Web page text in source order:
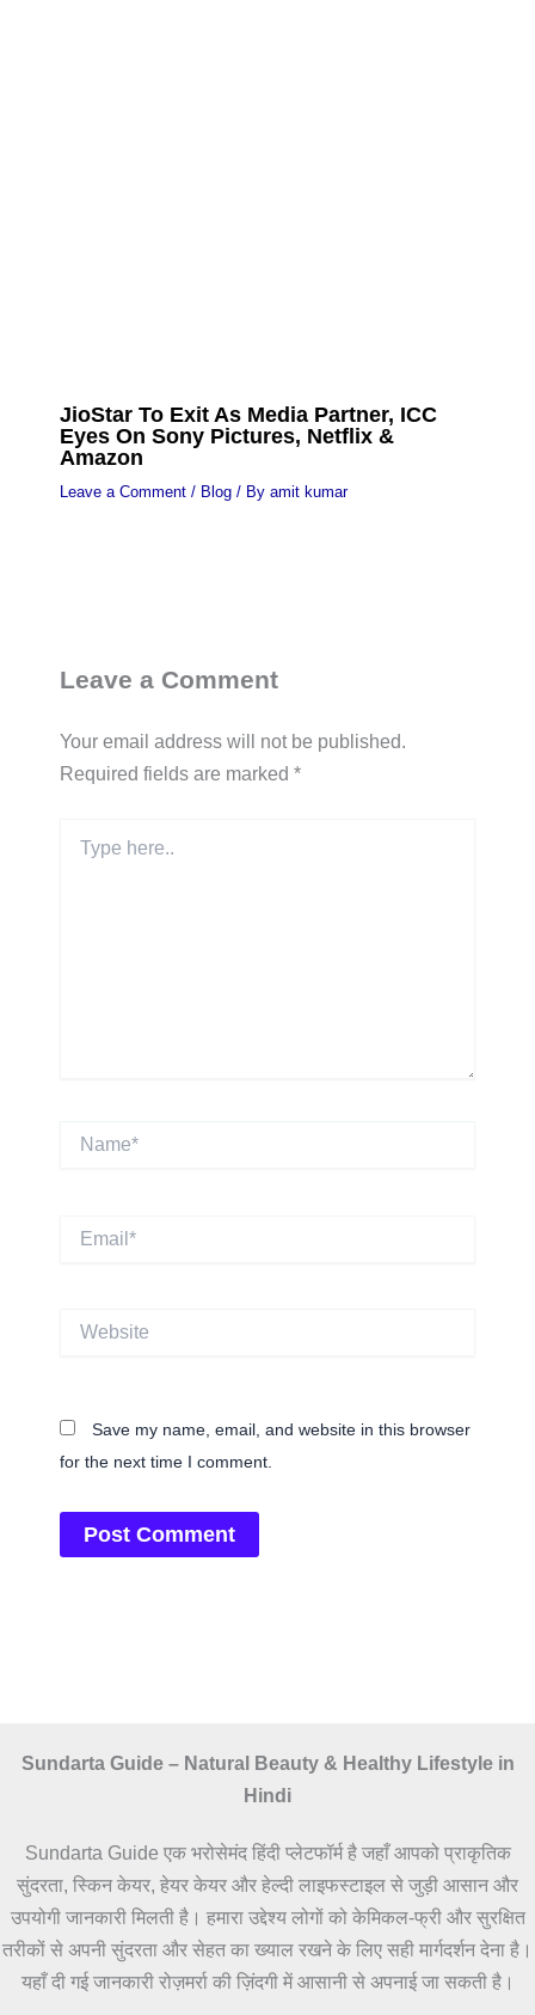
JioStar To Exit As Media Partner, ICC
Eyes On Sony Pictures, Netflix &
Amazon
Leave a Comment / Blog/ By amit kumar
Leave a Comment
Your email address will not be published.
Required fields are marked *
here..
Website
Save my name, email, and website in this browser
for the next time I comment.
Sundarta Guide – Natural Beauty & Healthy Lifestyle in
Hindi
Sundarta Guide एक भरोसेमंद हिंदी प्लेटफॉर्म है जहाँ आपको प्राकृतिक
सुंदरता, स्किन केयर, हेयर केयर और हेल्दी लाइफस्टाइल से जुड़ी आसान और
उपयोगी जानकारी मिलती है। हमारा उद्देश्य लोगों को केमिकल-फ्री और सुरक्षित
तरीकों से अपनी सुंदरता और सेहत का ख्याल रखने के लिए सही मार्गदर्शन देना है।
यहाँ दी गई जानकारी रोज़मर्रा की ज़िंदगी में आसानी से अपनाई जा सकती है।